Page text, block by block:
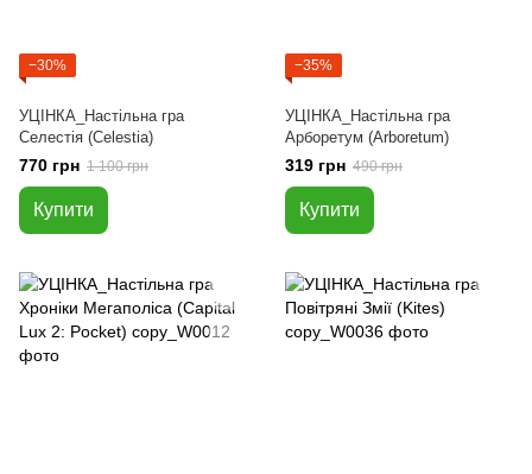
−30%
УЦІНКА_Настільна гра
Селестія (Celestia)
770 грн 1 100 грн
Купити
−35%
УЦІНКА_Настільна гра
Арборетум (Arboretum)
319 грн 490 грн
Купити